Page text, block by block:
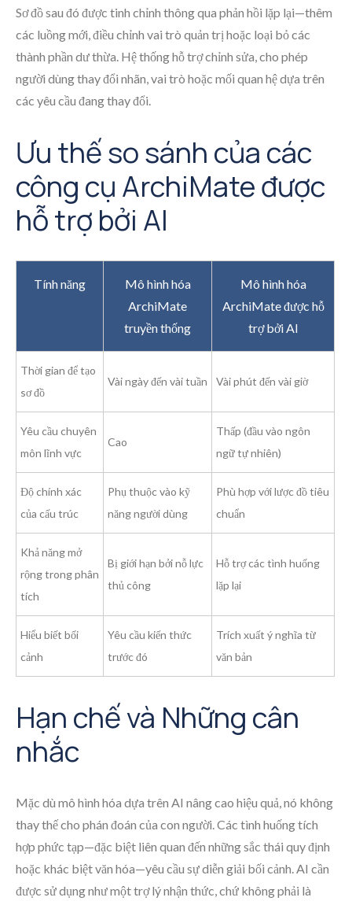
Sơ đồ sau đó được tinh chỉnh thông qua phản hồi lặp lại—thêm
các luồng mới, điều chỉnh vai trò quản trị hoặc loại bỏ các
thành phần dư thừa. Hệ thống hỗ trợ chỉnh sửa, cho phép
người dùng thay đổi nhãn, vai trò hoặc mối quan hệ dựa trên
các yêu cầu đang thay đổi.
Ưu thế so sánh của các
công cụ ArchiMate được
hỗ trợ bởi AI
Tính năng
Mô hình hóa
ArchiMate
truyền thống
Mô hình hóa
ArchiMate được hỗ
trợ bởi AI
Thời gian để tạo
sơ đồ
Vài ngày đến vài tuần Vài phút đến vài giờ
Yêu cầu chuyên
môn lĩnh vực
Cao
Thấp (đầu vào ngôn
ngữ tự nhiên)
Độ chính xác
của cấu trúc
Phụ thuộc vào kỹ
năng người dùng
Phù hợp với lược đồ tiêu
chuẩn
Khả năng mở
rộng trong phân
tích
Bị giới hạn bởi nỗ lực
thủ công
Hỗ trợ các tình huống
lặp lại
Hiểu biết bối
cảnh
Yêu cầu kiến thức
trước đó
Trích xuất ý nghĩa từ
văn bản
Hạn chế và Những cân
nhắc
Mặc dù mô hình hóa dựa trên AI nâng cao hiệu quả, nó không
thay thế cho phán đoán của con người. Các tình huống tích
hợp phức tạp—đặc biệt liên quan đến những sắc thái quy định
hoặc khác biệt văn hóa—yêu cầu sự diễn giải bối cảnh. AI cần
được sử dụng như một trợ lý nhận thức, chứ không phải là